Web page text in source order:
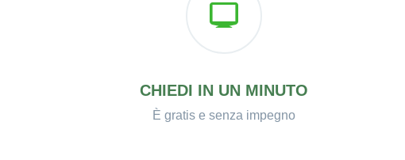
CHIEDI IN UN MINUTO
È gratis e senza impegno